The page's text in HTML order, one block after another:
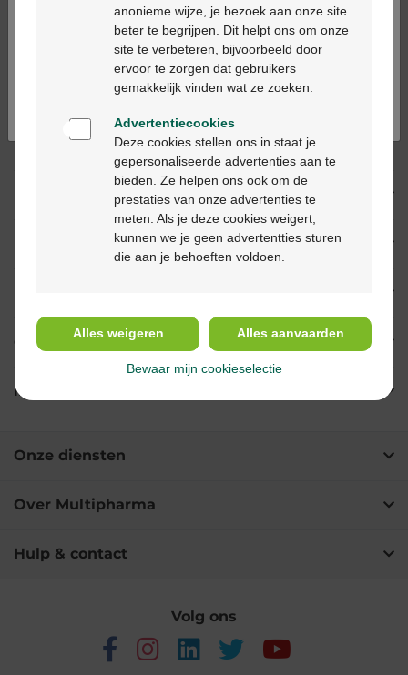
levering in je Multipharma apotheek
levering thuis vanaf €55
betalen
Klantendienstvia chat ofcontactformulier
Productbeschrijving
Eigenschappen
Gebruik
Ingrediënten
Onze diensten
Over Multipharma
Hulp & contact
Volg ons
Ga verder in het nederlands
Continuez en français
anonieme wijze, je bezoek aan onze site
beter te begrijpen. Dit helpt ons om onze
site te verbeteren, bijvoorbeeld door
ervoor te zorgen dat gebruikers
gemakkelijk vinden wat ze zoeken.
Advertentiecookies
Deze cookies stellen ons in staat je
gepersonaliseerde advertenties aan te
bieden. Ze helpen ons ook om de
prestaties van onze advertenties te
meten. Als je deze cookies weigert,
kunnen we je geen advertentties sturen
die aan je behoeften voldoen.
Alles weigeren Alles aanvaarden
Bewaar mijn cookieselectie